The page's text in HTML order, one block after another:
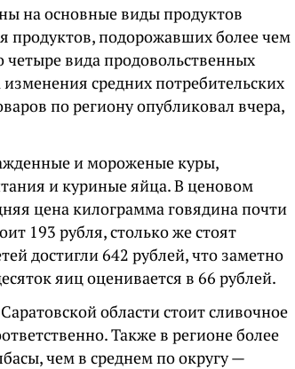
на основные виды продуктов
продуктов, подорожавших более чем
четыре вида продовольственных
средних потребительских
по региону опубликовал вчера,
и мороженые куры,
и куриные яйца. В ценовом
цена килограмма говядина почти
193 рубля, столько же стоят
достигли 642 рублей, что заметно
яиц оценивается в 66 рублей.
области стоит сливочное
Также в регионе более
чем в среднем по округу —